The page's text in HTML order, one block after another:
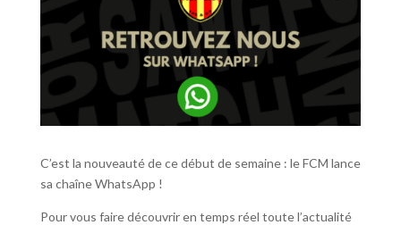
C’est la nouveauté de ce début de semaine : le FCM lance
sa chaîne WhatsApp !
Pour vous faire découvrir en temps réel toute l’actualité